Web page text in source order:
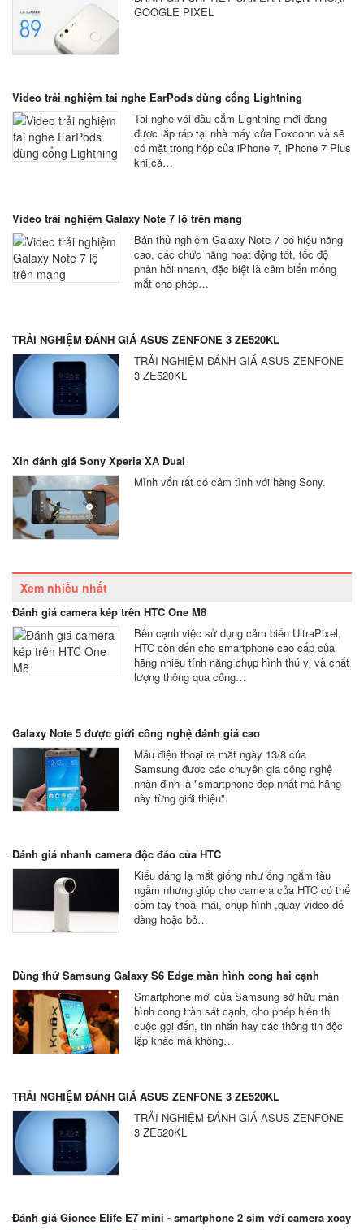
GOOGLE PIXEL
Video trải nghiệm tai nghe EarPods dùng cổng Lightning
Tai nghe với đầu cắm Lightning mới đang
được lắp ráp tại nhà máy của Foxconn và sẽ
có mặt trong hộp của iPhone 7, iPhone 7 Plus
khi cả…
Video trải nghiệm Galaxy Note 7 lộ trên mạng
Bản thử nghiệm Galaxy Note 7 có hiệu năng
cao, các chức năng hoạt động tốt, tốc độ
phản hồi nhanh, đặc biệt là cảm biến mống
mắt cho phép…
TRẢI NGHIỆM ĐÁNH GIÁ ASUS ZENFONE 3 ZE520KL
TRẢI NGHIỆM ĐÁNH GIÁ ASUS ZENFONE
3 ZE520KL
Xin đánh giá Sony Xperia XA Dual
Mình vốn rất có cảm tình với hàng Sony.
Xem nhiều nhất
Đánh giá camera kép trên HTC One M8
Bên cạnh việc sử dụng cảm biến UltraPixel,
HTC còn đến cho smartphone cao cấp của
hãng nhiều tính năng chụp hình thú vị và chất
lượng thông qua công…
Galaxy Note 5 được giới công nghệ đánh giá cao
Mẫu điện thoại ra mắt ngày 13/8 của
Samsung được các chuyên gia công nghệ
nhận định là "smartphone đẹp nhất mà hãng
này từng giới thiệu".
Đánh giá nhanh camera độc đáo của HTC
Kiểu dáng lạ mắt giống như ống ngắm tàu
ngầm nhưng giúp cho camera của HTC có thể
cầm tay thoải mái, chụp hình ,quay video dễ
dàng hoặc bỏ…
Dùng thử Samsung Galaxy S6 Edge màn hình cong hai cạnh
Smartphone mới của Samsung sở hữu màn
hình cong tràn sát cạnh, cho phép hiển thị
cuộc gọi đến, tin nhắn hay các thông tin độc
lập khác mà không…
TRẢI NGHIỆM ĐÁNH GIÁ ASUS ZENFONE 3 ZE520KL
TRẢI NGHIỆM ĐÁNH GIÁ ASUS ZENFONE
3 ZE520KL
Đánh giá Gionee Elife E7 mini - smartphone 2 sim với camera xoay